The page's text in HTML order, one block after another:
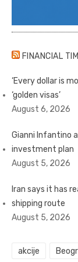
FINANCIAL
‘Every dollar is
‘golden visas’
August 6, 2026
Gianni Infantino
investment plan
August 5, 2026
Iran says it has
shipping route
August 5, 2026
akcije